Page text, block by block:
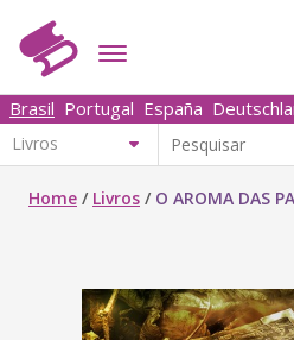
Brasil Portugal España
Home / Livros / O AROMA DAS